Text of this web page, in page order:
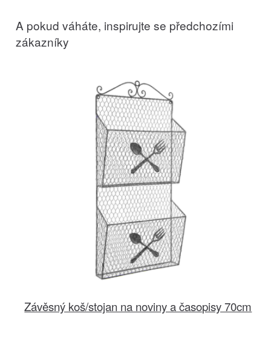
A pokud váháte, inspirujte se předchozími
zákazníky
Závěsný koš/stojan na noviny a časopisy 70cm